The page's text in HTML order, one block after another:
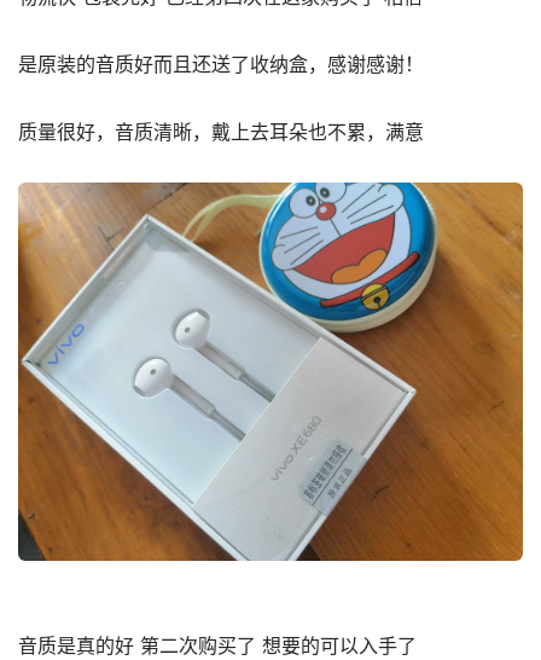
是原装的音质好而且还送了收纳盒，感谢感谢！
质量很好，音质清晰，戴上去耳朵也不累，满意
音质是真的好 第二次购买了 想要的可以入手了